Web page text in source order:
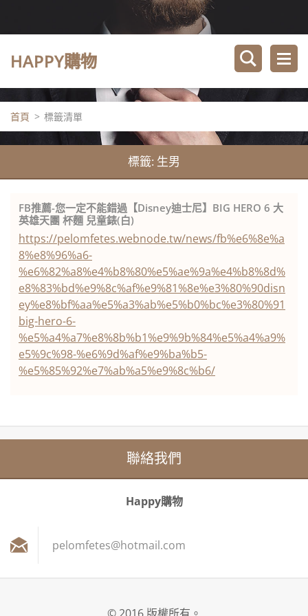
HAPPY購物
首頁 > 標籤清單
標籤: 生男
FB推薦-您一定不能錯過【Disney迪士尼】BIG HERO 6 大
英雄天團 杯麵 兒童錶(白)
https://pelomfetes.webnode.tw/news/fb%e6%8e%a
8%e8%96%a6-
%e6%82%a8%e4%b8%80%e5%ae%9a%e4%b8%8d%
e8%83%bd%e9%8c%af%e9%81%8e%e3%80%90disn
ey%e8%bf%aa%e5%a3%ab%e5%b0%bc%e3%80%91
big-hero-6-
%e5%a4%a7%e8%8b%b1%e9%9b%84%e5%a4%a9%
e5%9c%98-%e6%9d%af%e9%ba%b5-
%e5%85%92%e7%ab%a5%e9%8c%b6/
聯絡我們
Happy購物
pelomfetes@hotmail.com